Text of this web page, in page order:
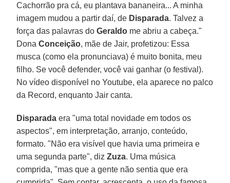
Cachorrão pra cá, eu plantava bananeira... A minha
imagem mudou a partir daí, de Disparada. Talvez a
força das palavras doGeraldo me abriu a cabeça."
DonaConceição, mãe de Jair, profetizou: Essa
musca (como ela pronunciava) é muito bonita, meu
filho. Se você defender, você vai ganhar (o festival).
No vídeo disponível no Youtube, ela aparece no palco
da Record, enquanto Jair canta.
Disparada era "uma total novidade em todos os
aspectos", em interpretação, arranjo, conteúdo,
formato. "Não era visível que havia uma primeira e
uma segunda parte", dizZuza. Uma música
comprida, "mas que a gente não sentia que era